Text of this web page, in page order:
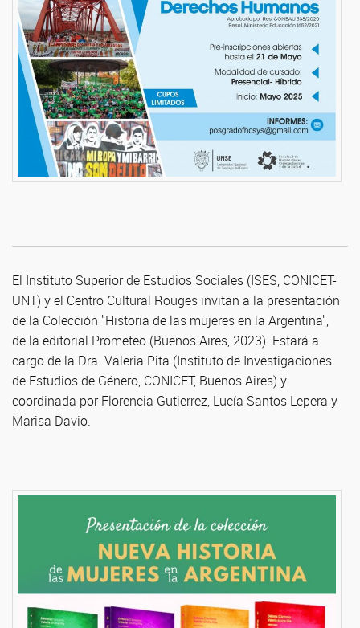
El Instituto Superior de Estudios Sociales (ISES, CONICET-
UNT) y el Centro Cultural Rouges invitan a la presentación
de la Colección "Historia de las mujeres en la Argentina",
de la editorial Prometeo (Buenos Aires, 2023). Estará a
cargo de la Dra. Valeria Pita (Instituto de Investigaciones
de Estudios de Género, CONICET, Buenos Aires) y
coordinada por Florencia Gutierrez, Lucía Santos Lepera y
Marisa Davio.